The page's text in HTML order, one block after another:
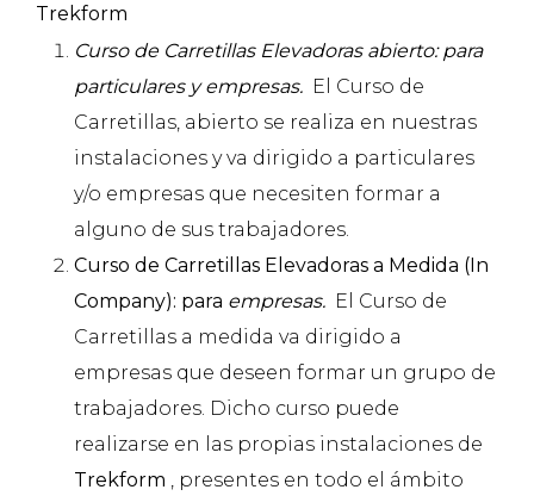
Trekform
Curso de Carretillas Elevadoras abierto: para
particulares y empresas. El Curso de
Carretillas, abierto se realiza en nuestras
instalaciones y va dirigido a particulares
y/o empresas que necesiten formar a
alguno de sus trabajadores.
Curso de Carretillas Elevadoras a Medida (In
Company): para empresas. El Curso de
Carretillas a medida va dirigido a
empresas que deseen formar un grupo de
trabajadores. Dicho curso puede
realizarse en las propias instalaciones de
Trekform , presentes en todo el ámbito